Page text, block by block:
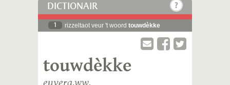
DICTIONAIR
1 rizzeltaot veur 't woord touwdèkke
touwdèkke